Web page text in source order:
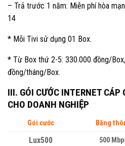
– Trả trước 1 năm: Miễn phí hòa
14
* Mỗi Tivi sử dụng 01 Box.
* Từ Box thứ 2-5: 330.000 đồng/
đồng/tháng/Box.
III. GÓI CƯỚC INTERNET CÁP
CHO DOANH NGHIỆP
Gói cước Băng
Lux500 500